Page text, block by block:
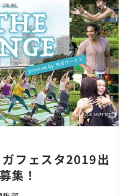
ガフェスタ2019出
集！